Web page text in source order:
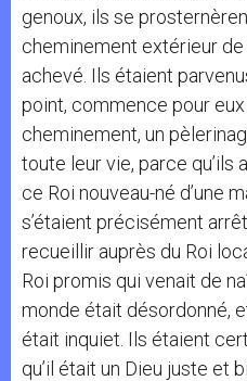
genoux, ils se
cheminement extérieur
achevé. Ils étaient
point, commence pour eux
cheminement, un
toute leur vie, parce qu’ils
ce Roi nouveau-né d’une
s’étaient précisément
recueillir auprès du Roi
Roi promis qui venait de
monde était désordonné,
était inquiet. Ils étaient
qu’il était un Dieu juste et